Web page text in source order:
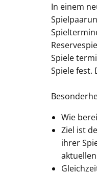
In einem
Spiele
Spiele fest.
Wie
Ziel ist
ihrer